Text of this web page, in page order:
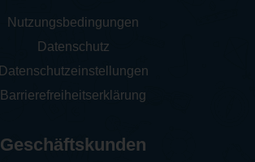
Nutzungsbedingungen
Datenschutz
Datenschutzeinstellungen
Barrierefreiheitserklärung
Geschäftskunden